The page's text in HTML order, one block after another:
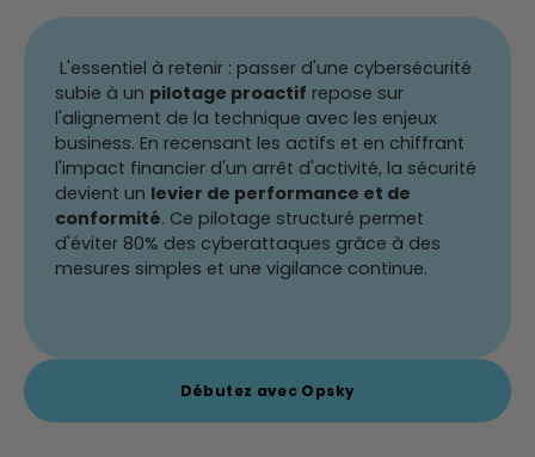
L'essentiel à retenir : passer d'une cybersécurité
subie à un pilotage proactif repose sur
l'alignement de la technique avec les enjeux
business. En recensant les actifs et en chiffrant
l'impact financier d'un arrêt d'activité, la sécurité
devient un levier de performance et de
conformité. Ce pilotage structuré permet
d'éviter 80% des cyberattaques grâce à des
mesures simples et une vigilance continue.
Débutez avec Opsky